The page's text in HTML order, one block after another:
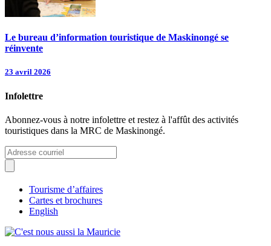
Le bureau d’information touristique de Maskinongé se
réinvente
23 avril 2026
Infolettre
Abonnez-vous à notre infolettre et restez à l'affût des activités
touristiques dans la MRC de Maskinongé.
Tourisme d’affaires
Cartes et brochures
English